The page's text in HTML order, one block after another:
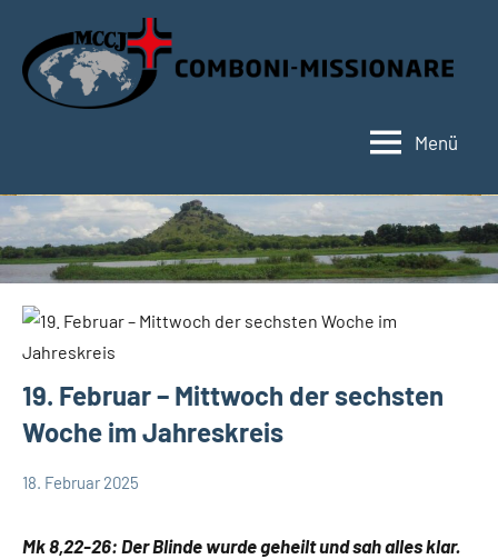
Inhalt
springen
Menü
19. Februar – Mittwoch der sechsten
Woche im Jahreskreis
18. Februar 2025
Mk 8,22-26: Der Blinde wurde geheilt und sah alles klar.